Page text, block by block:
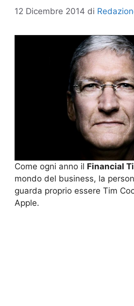
12 Dicembre 2014 di
Come ogni anno il Financial
mondo del business, la
guarda proprio essere Tim
Apple.